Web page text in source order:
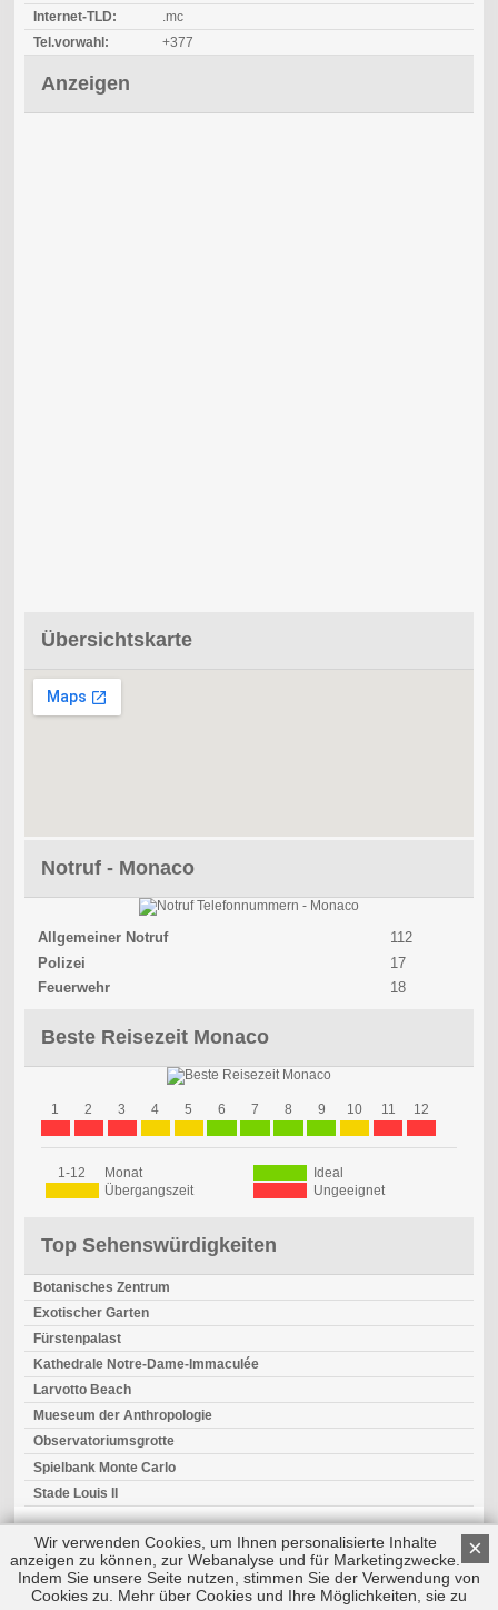
Internet-TLD:
.mc
Tel.vorwahl:
+377
Anzeigen
Übersichtskarte
Notruf - Monaco
Allgemeiner Notruf
112
Polizei
17
Feuerwehr
18
Beste Reisezeit Monaco
1 2 3 4 5 6 7 8 9 10 11 12
1-12 Monat
Ideal
Übergangszeit
Ungeeignet
Top Sehenswürdigkeiten
Botanisches Zentrum
Exotischer Garten
Fürstenpalast
Kathedrale Notre-Dame-Immaculée
Larvotto Beach
Mueseum der Anthropologie
Observatoriumsgrotte
Spielbank Monte Carlo
Stade Louis II
Copyright © 2026 by Triplemind GmbH
Nach oben
×
Wir verwenden Cookies, um Ihnen personalisierte Inhalte
anzeigen zu können, zur Webanalyse und für Marketingzwecke.
Indem Sie unsere Seite nutzen, stimmen Sie der Verwendung von
Cookies zu. Mehr über Cookies und Ihre Möglichkeiten, sie zu